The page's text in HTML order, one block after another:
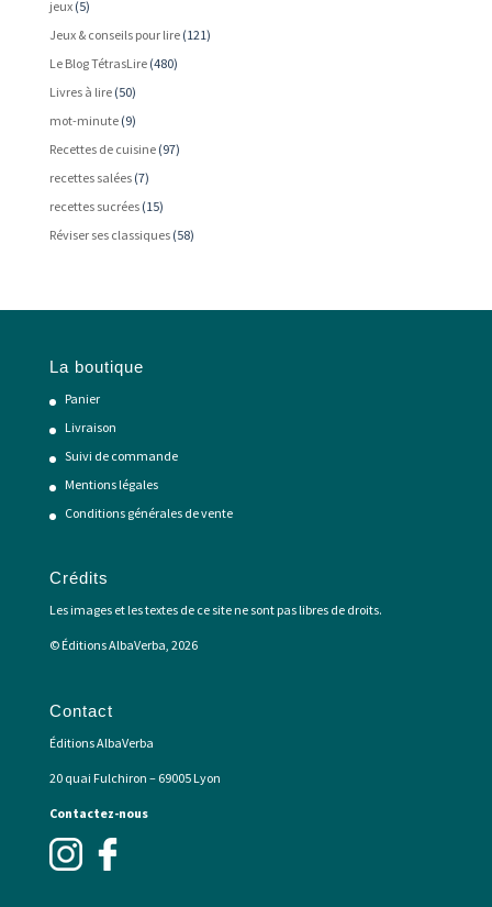
jeux(5)
Jeux & conseils pour lire(121)
Le Blog TétrasLire(480)
Livres à lire(50)
mot-minute(9)
Recettes de cuisine(97)
recettes salées(7)
recettes sucrées(15)
Réviser ses classiques(58)
La boutique
Panier
Livraison
Suivi de commande
Mentions légales
Conditions générales de vente
Crédits
Les images et les textes de ce site ne sont pas libres de droits.
© Éditions AlbaVerba, 2026
Contact
Éditions AlbaVerba
20 quai Fulchiron – 69005 Lyon
Contactez-nous